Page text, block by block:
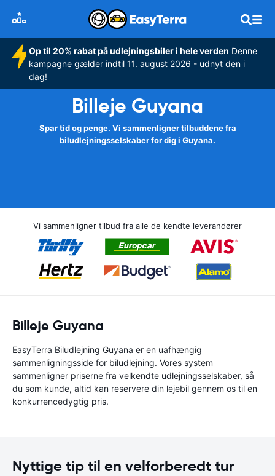
Op til 20% rabat på udlejningsbiler i hele verden Denne
kampagne gælder indtil 11. august 2026 - udnyt den i
dag!
Billeje Guyana
Spar tid og penge. Vi sammenligner tilbuddene fra
biludlejningsselskaber for dig i Guyana.
Vi sammenligner tilbud fra alle de kendte leverandører
Billeje Guyana
EasyTerra Biludlejning Guyana er en uafhængig
sammenligningsside for biludlejning. Vores system
sammenligner priserne fra velkendte udlejningsselskaber, så
du som kunde, altid kan reservere din lejebil gennem os til en
konkurrencedygtig pris.
Nyttige tip til en velforberedt tur